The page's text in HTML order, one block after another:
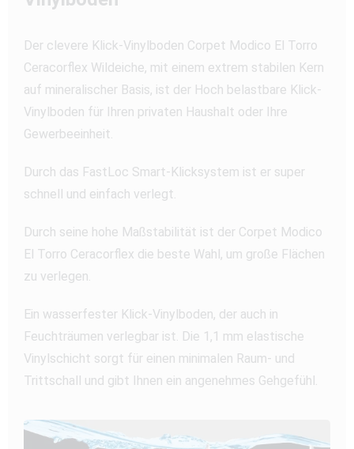
Der clevere Klick-Vinylboden Corpet Modico El Torro
Ceracorflex Wildeiche, mit einem extrem stabilen Kern
auf mineralischer Basis, ist der Hoch belastbare Klick-
Vinylboden für Ihren privaten Haushalt oder Ihre
Gewerbeeinheit.
Durch das FastLoc Smart-Klicksystem ist er super
schnell und einfach verlegt.
Durch seine hohe Maßstabilität ist der Corpet Modico
El Torro Ceracorflex die beste Wahl, um große Flächen
zu verlegen.
Ein wasserfester Klick-Vinylboden, der auch in
Feuchträumen verlegbar ist. Die 1,1 mm elastische
Vinylschicht sorgt für einen minimalen Raum- und
Trittschall und gibt Ihnen ein angenehmes Gehgefühl.